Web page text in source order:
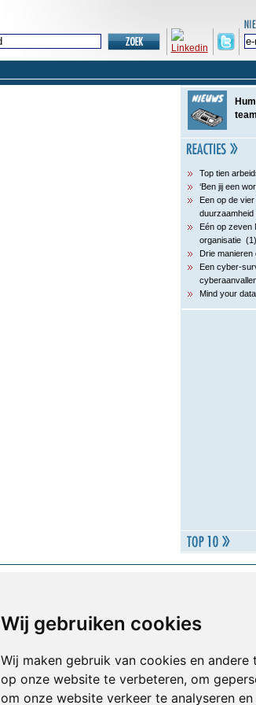
Wij gebruiken cookies
Wij maken gebruik van cookies en
op onze website te verbeteren, om
om onze website verkeer te analyseren
Top tien
‘Ben jij een
Een op de
duurzaamheid
Eén op zeven
organisatie (1)
Drie
Een cyber-
Mind your data